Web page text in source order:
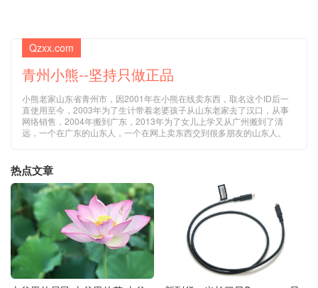
Qzxx.com
青州小熊--坚持只做正品
小熊老家山东省青州市，因2001年在小熊在线卖东西，取名这个ID后一
直使用至今，2003年为了生计带着老婆孩子从山东老家去了汉口，从事
网络销售，2004年搬到广东，2013年为了女儿上学又从广州搬到了清
远，一个在广东的山东人，一个在网上卖东西交到很多朋友的山东人。
热点文章